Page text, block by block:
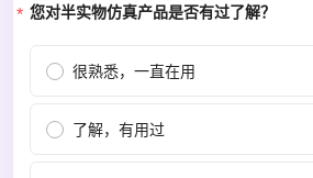
您对半实物仿真产品是否有过了解？
很熟悉，一直在用
了解，有用过